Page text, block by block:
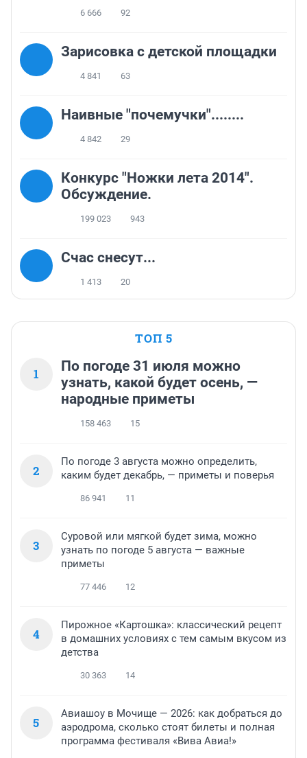
6 666 92
Зарисовка с детской площадки
4 841 63
Наивные "почемучки"........
4 842 29
Конкурс "Ножки лета 2014".
Обсуждение.
199 023 943
Счас снесут...
1 413 20
ТОП 5
1
По погоде 31 июля можно
узнать, какой будет осень, —
народные приметы
158 463 15
2
По погоде 3 августа можно определить,
каким будет декабрь, — приметы и поверья
86 941 11
3
Суровой или мягкой будет зима, можно
узнать по погоде 5 августа — важные
приметы
77 446 12
4
Пирожное «Картошка»: классический рецепт
в домашних условиях с тем самым вкусом из
детства
30 363 14
5
Авиашоу в Мочище — 2026: как добраться до
аэродрома, сколько стоят билеты и полная
программа фестиваля «Вива Авиа!»